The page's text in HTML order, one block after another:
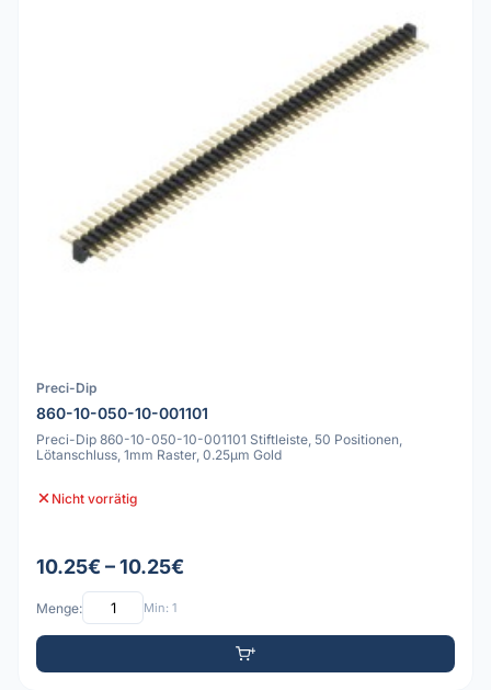
Preci-Dip
860-10-050-10-001101
Preci-Dip 860-10-050-10-001101 Stiftleiste, 50 Positionen,
Lötanschluss, 1mm Raster, 0.25µm Gold
Nicht vorrätig
10.25€ – 10.25€
Menge: Min: 1